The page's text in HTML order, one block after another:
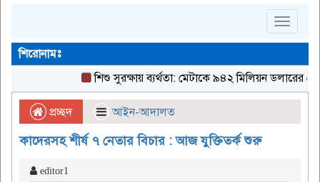
Toggle
শিরোনামঃ
শিশু সুরক্ষায় ব্যর্থতা: মেটাকে ৯৪২ মিলিয়ন ডলারের
প্রচ্ছদ আইন-আদালত
কাদেরসহ শীর্ষ ৭ নেতার বিচার : আজ যুক্তিতর্ক শুরু
editor1